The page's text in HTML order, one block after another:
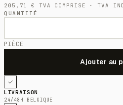
205,71€
TVA COMPRISE · TVA
QUANTITÉ
PIÈCE
LIVRAISON
24/48H BELGIQUE